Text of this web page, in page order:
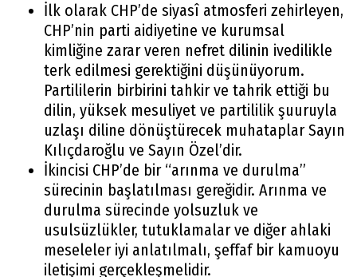
İlk olarak CHP’de siyasî atmosferi zehirleyen,
CHP’nin parti aidiyetine ve kurumsal
kimliğine zarar veren nefret dilinin ivedilikle
terk edilmesi gerektiğini düşünüyorum.
Partililerin birbirini tahkir ve tahrik ettiği bu
dilin, yüksek mesuliyet ve partililik şuuruyla
uzlaşı diline dönüştürecek muhataplar Sayın
Kılıçdaroğlu ve Sayın Özel’dir.
İkincisi CHP’de bir “arınma ve durulma”
sürecinin başlatılması gereğidir. Arınma ve
durulma sürecinde yolsuzluk ve
usulsüzlükler, tutuklamalar ve diğer ahlaki
meseleler iyi anlatılmalı, şeffaf bir kamuoyu
iletişimi gerçekleşmelidir.